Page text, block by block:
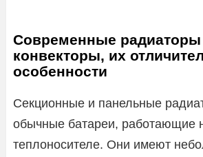
Современные радиаторы
конвекторы, их
особенности
Секционные и панельные
обычные батареи, работающие
теплоносителе. Они имеют